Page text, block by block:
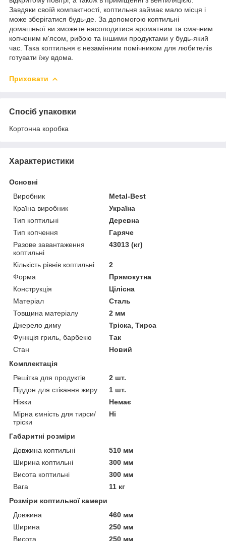
Завдяки своїй компактності, коптильня займає мало місця і
може зберігатися будь-де. За допомогою коптильні
домашньої ви зможете насолодитися ароматним та смачним
копченим м'ясом, рибою та іншими продуктами у будь-який
час. Така коптильня є незамінним помічником для любителів
готувати їжу вдома.
Приховати
Спосіб упаковки
Кортонна коробка
Характеристики
Основні
Виробник
Metal-Best
Країна виробник
Україна
Тип коптильні
Деревна
Тип копчення
Гаряче
Разове завантаження
коптильні
43013 (кг)
Кількість рівнів коптильні
2
Форма
Прямокутна
Конструкція
Цілісна
Матеріал
Сталь
Товщина матеріалу
2 мм
Джерело диму
Тріска, Тирса
Функція гриль, барбекю
Так
Стан
Новий
Комплектація
Решітка для продуктів
2 шт.
Піддон для стікання жиру
1 шт.
Ніжки
Немає
Мірна ємність для тирси/
тріски
Ні
Габаритні розміри
Довжина коптильні
510 мм
Ширина коптильні
300 мм
Висота коптильні
300 мм
Вага
11 кг
Розміри коптильної камери
Довжина
460 мм
Ширина
250 мм
Висота
250 мм